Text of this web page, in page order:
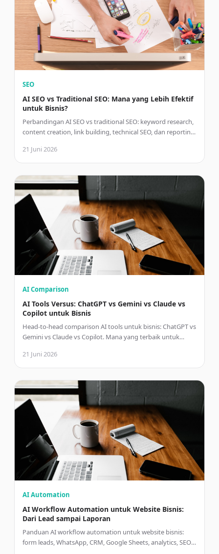
SEO
AI SEO vs Traditional SEO: Mana yang Lebih Efektif
untuk Bisnis?
Perbandingan AI SEO vs traditional SEO: keyword research,
content creation, link building, technical SEO, dan reporting.
keduanya?
21 Juni 2026
AI Comparison
AI Tools Versus: ChatGPT vs Gemini vs Claude vs
Copilot untuk Bisnis
Head-to-head comparison AI tools untuk bisnis: ChatGPT vs
Gemini vs Claude vs Copilot. Mana yang terbaik untuk
21 Juni 2026
AI Automation
AI Workflow Automation untuk Website Bisnis:
Dari Lead sampai Laporan
Panduan AI workflow automation untuk website bisnis:
form leads, WhatsApp, CRM, Google Sheets, analytics, SEO